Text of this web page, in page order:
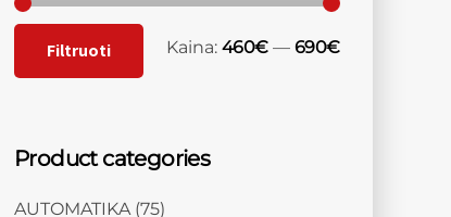
Filtruoti Kaina: 460€— 690€
Product categories
AUTOMATIKA (75)